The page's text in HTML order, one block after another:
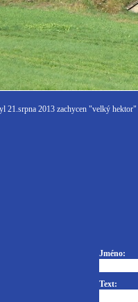
21.srpna 2013 zachycen "velký hektor"
Jméno:
Text: